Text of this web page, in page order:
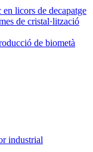
licors de decapatge
de cristal·lització
de biometà
industrial